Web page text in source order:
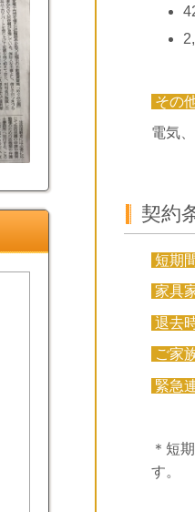
その
電気
契約
短期
家具
退去
ご家
緊急
＊短
す。